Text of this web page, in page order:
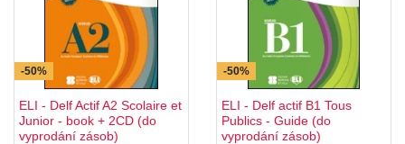
-50%
ELI - Delf Actif A2 Scolaire et
Junior - book + 2CD (do
vyprodání zásob)
-50%
ELI - Delf actif B1 Tous
Publics - Guide (do
vyprodání zásob)